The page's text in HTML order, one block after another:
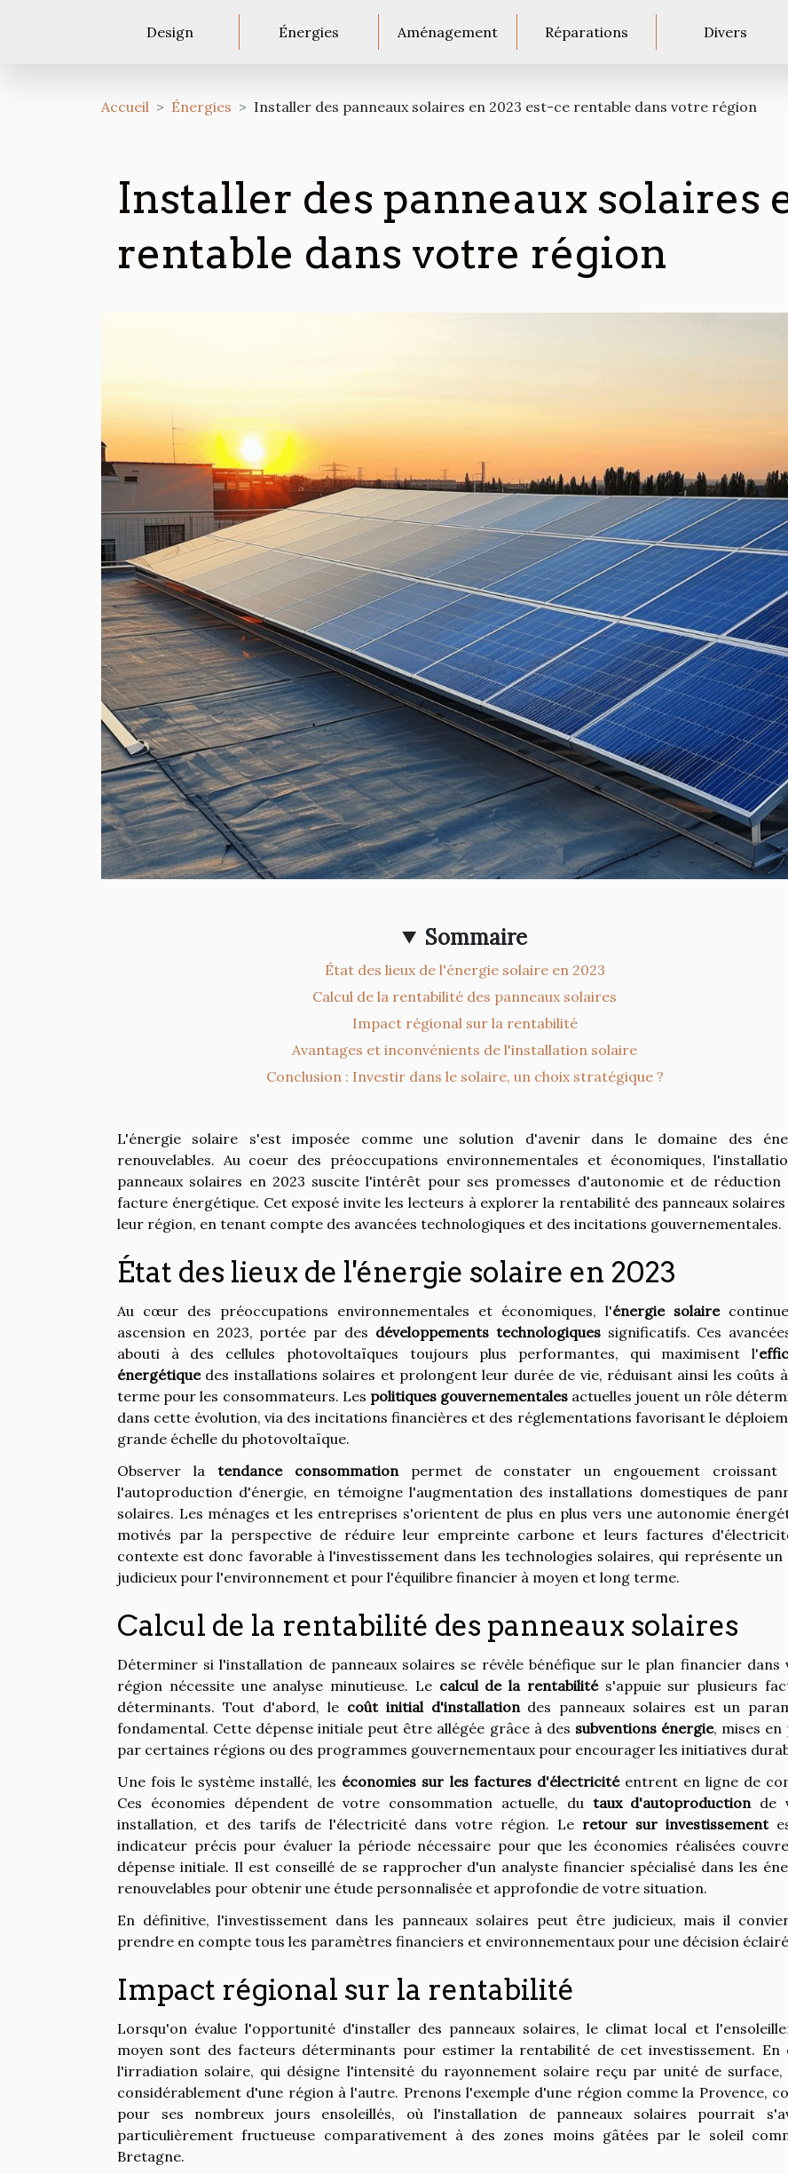
Design Énergies Aménagement Réparations Divers
Accueil Énergies Installer des panneaux solaires en 2023 est-ce rentable dans votre région
Installer des panneaux solaires
rentable dans votre région
Sommaire
État des lieux de l'énergie solaire en 2023
Calcul de la rentabilité des panneaux solaires
Impact régional sur la rentabilité
Avantages et inconvénients de l'installation solaire
Conclusion : Investir dans le solaire, un choix stratégique ?
L'énergie solaire s'est imposée comme une solution d'avenir dans le domaine des
renouvelables. Au coeur des préoccupations environnementales et économiques,
panneaux solaires en 2023 suscite l'intérêt pour ses promesses d'autonomie et de réduction
facture énergétique. Cet exposé invite les lecteurs à explorer la rentabilité des panneaux solaires
leur région, en tenant compte des avancées technologiques et des incitations gouvernementales.
État des lieux de l'énergie solaire en 2023
Au cœur des préoccupations environnementales et économiques, l'énergie solaire
ascension en 2023, portée par des développements technologiquessignificatifs. Ces
abouti à des cellules photovoltaïques toujours plus performantes, qui maximisent l'
énergétiquedes installations solaires et prolongent leur durée de vie, réduisant ainsi les coûts
terme pour les consommateurs. Les politiques gouvernementales actuelles jouent un rôle
dans cette évolution, via des incitations financières et des réglementations favorisant le
grande échelle du photovoltaïque.
Observer la tendance consommationpermet de constater un engouement croissant
l'autoproduction d'énergie, en témoigne l'augmentation des installations domestiques de
solaires. Les ménages et les entreprises s'orientent de plus en plus vers une autonomie
motivés par la perspective de réduire leur empreinte carbone et leurs factures
contexte est donc favorable à l'investissement dans les technologies solaires, qui représente un
judicieux pour l'environnement et pour l'équilibre financier à moyen et long terme.
Calcul de la rentabilité des panneaux solaires
Déterminer si l'installation de panneaux solaires se révèle bénéfique sur le plan financier dans
région nécessite une analyse minutieuse. Le calcul de la rentabilités'appuie sur plusieurs
déterminants. Tout d'abord, le coût initial d'installationdes panneaux solaires est un
fondamental. Cette dépense initiale peut être allégée grâce à des subventions énergie, mises en
par certaines régions ou des programmes gouvernementaux pour encourager les initiatives
Une fois le système installé, les économies sur les factures d'électricitéentrent en ligne de
Ces économies dépendent de votre consommation actuelle, du taux d'autoproduction de
installation, et des tarifs de l'électricité dans votre région. Le retour sur investissement
indicateur précis pour évaluer la période nécessaire pour que les économies réalisées
dépense initiale. Il est conseillé de se rapprocher d'un analyste financier spécialisé dans les
renouvelables pour obtenir une étude personnalisée et approfondie de votre situation.
En définitive, l'investissement dans les panneaux solaires peut être judicieux, mais il
prendre en compte tous les paramètres financiers et environnementaux pour une décision
Impact régional sur la rentabilité
Lorsqu'on évalue l'opportunité d'installer des panneaux solaires, le climat local et
moyen sont des facteurs déterminants pour estimer la rentabilité de cet investissement. En
l'irradiation solaire, qui désigne l'intensité du rayonnement solaire reçu par unité de surface,
considérablement d'une région à l'autre. Prenons l'exemple d'une région comme la Provence,
pour ses nombreux jours ensoleillés, où l'installation de panneaux solaires pourrait
particulièrement fructueuse comparativement à des zones moins gâtées par le soleil
Bretagne.